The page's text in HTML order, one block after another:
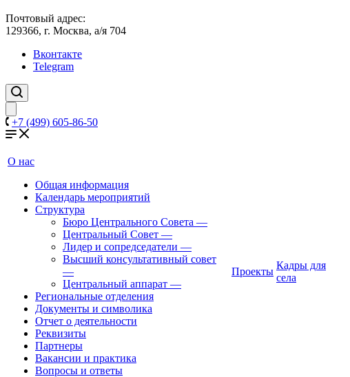
Почтовый адрес:
129366, г. Москва, а/я 704
Вконтакте
Telegram
+7 (499) 605-86-50
О нас
Общая информация
Календарь мероприятий
Структура
Бюро Центрального Совета —
Центральный Совет —
Лидер и сопредседатели —
Высший консультативный совет
—
Центральный аппарат —
Региональные отделения
Документы и символика
Отчет о деятельности
Реквизиты
Партнеры
Вакансии и практика
Вопросы и ответы
Проекты
Кадры для
села